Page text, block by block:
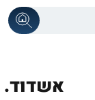
אשדוד.